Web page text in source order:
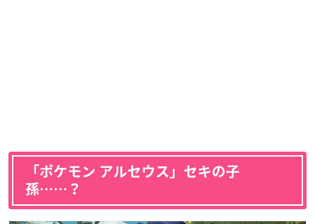
「ポケモン アルセウス」セキの子
孫……？